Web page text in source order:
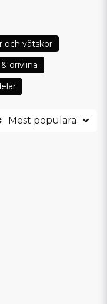
och vätskor
drivlina
Mest populära